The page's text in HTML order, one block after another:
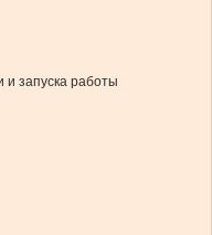
запуска работы